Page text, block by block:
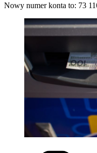
Nowy numer konta to: 73